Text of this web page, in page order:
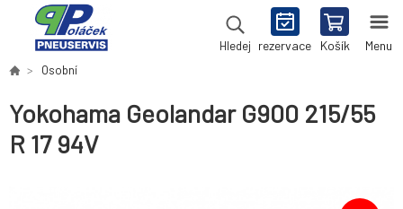
Hledej rezervace Košík Menu
Osobní
Yokohama Geolandar G900 215/55
R 17 94V